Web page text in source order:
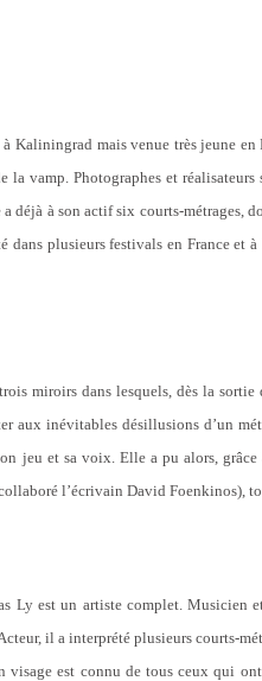
à Kaliningrad mais venue très jeune
vamp. Photographes et
déjà à son actif six courts-métrages,
dans plusieurs festivals en France et à
miroirs dans lesquels, dès la
aux inévitables désillusions d’un
jeu et sa voix. Elle a pu alors, grâce
l’écrivain David Foenkinos),
Ly est un artiste complet. Musicien
il a interprété plusieurs courts-
visage est connu de tous ceux qui